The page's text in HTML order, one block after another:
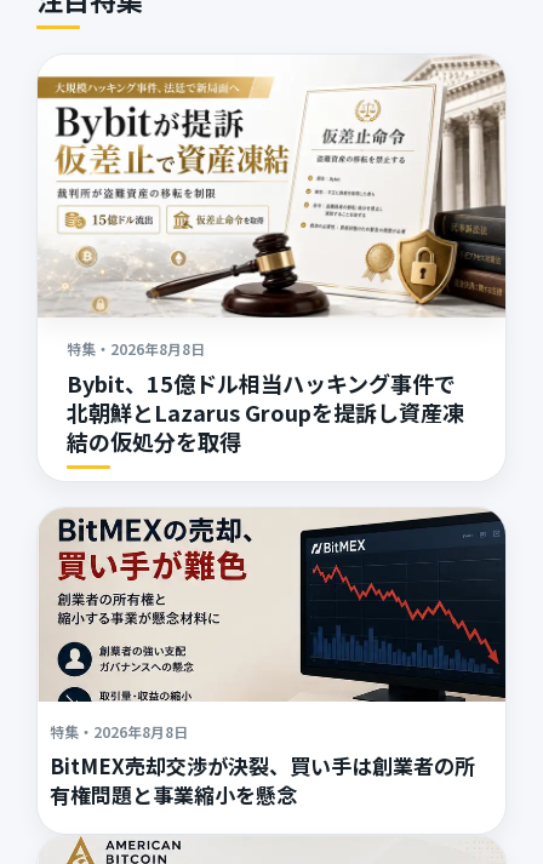
特集 ・ 2026年8月8日
Bybit、15億ドル相当ハッキング事件で
北朝鮮とLazarus Groupを提訴し資産凍
結の仮処分を取得
特集 ・ 2026年8月8日
BitMEX売却交渉が決裂、買い手は創業者の所
有権問題と事業縮小を懸念